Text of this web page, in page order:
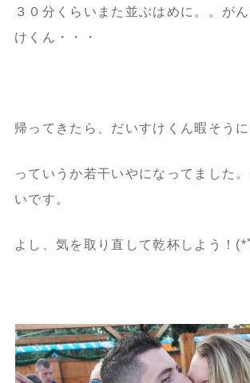
３０分くらいまた並ぶはめに。。が
けくん・・・
帰ってきたら、だいすけくん暇そうに
っていうか若干いやになってました
いです。
よし、気を取り直して乾杯しよう！